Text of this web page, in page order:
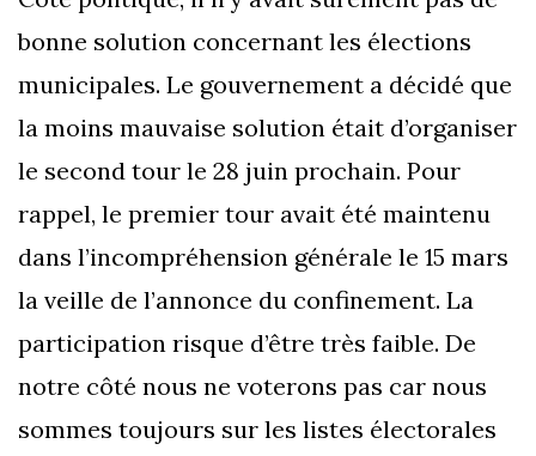
bonne solution concernant les élections
municipales. Le gouvernement a décidé que
la moins mauvaise solution était d’organiser
le second tour le 28 juin prochain. Pour
rappel, le premier tour avait été maintenu
dans l’incompréhension générale le 15 mars
la veille de l’annonce du confinement. La
participation risque d’être très faible. De
notre côté nous ne voterons pas car nous
sommes toujours sur les listes électorales